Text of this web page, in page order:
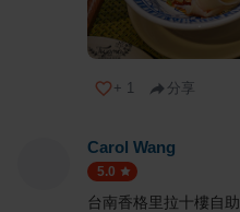
+ 1 分享
Carol Wang
5.0
台南香格里拉十樓自